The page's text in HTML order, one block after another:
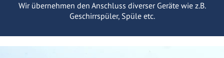
Wir übernehmen den Anschluss diverser Geräte wie z.B.
Geschirrspüler, Spüle etc.